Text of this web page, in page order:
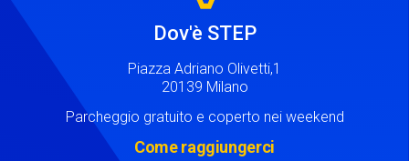
Dov'è STEP
Piazza Adriano Olivetti,1
20139 Milano
Parcheggio gratuito e coperto nei weekend
Come raggiungerci